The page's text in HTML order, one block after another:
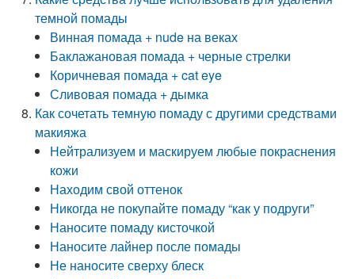
темной помады
Винная помада + nude на веках
Баклажановая помада + черные стрелки
Коричневая помада + cat eye
Сливовая помада + дымка
Как сочетать темную помаду с другими средствами
макияжа
Нейтрализуем и маскируем любые покраснения
кожи
Находим свой оттенок
Никогда не покупайте помаду “как у подруги”
Наносите помаду кисточкой
Наносите лайнер после помады
Не наносите сверху блеск